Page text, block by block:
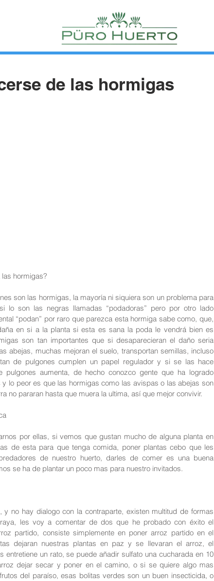
de las hormigas
hormigas?
son las hormigas, la mayoría ni siquiera son un problema para
lo son las negras llamadas “podadoras” pero por otro lado
“podan” por raro que parezca esta hormiga sabe como, que,
en si a la planta si esta es sana la poda le vendrá bien es
son tan importantes que si desaparecieran el daño seria
abejas, muchas mejoran el suelo, transportan semillas, incluso
de pulgones cumplen un papel regulador y si se las hace
pulgones aumenta, de hecho conozco gente que ha logrado
lo peor es que las hormigas como las avispas o las abejas son
no pararan hasta que muera la ultima, así que mejor convivir.
por ellas, si vemos que gustan mucho de alguna planta en
de esta para que tenga comida, poner plantas cebo que les
de nuestro huerto, darles de comer es una buena
se ha de plantar un poco mas para nuestro invitados.
y no hay dialogo con la contraparte, existen multitud de formas
les voy a comentar de dos que he probado con éxito el
partido, consiste simplemente en poner arroz partido en el
dejaran nuestras plantas en paz y se llevaran el arroz, el
entretiene un rato, se puede añadir sulfato una cucharada en 10
dejar secar y poner en el camino, o si se quiere algo mas
del paraíso, esas bolitas verdes son un buen insecticida, o